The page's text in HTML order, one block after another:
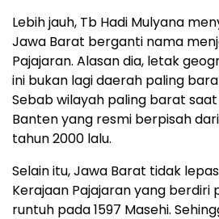
Lebih jauh, Tb Hadi Mulyana
Jawa Barat berganti nama
Pajajaran. Alasan dia, letak
ini bukan lagi daerah paling
Sebab wilayah paling barat
Banten yang resmi berpisah
tahun 2000 lalu.
Selain itu, Jawa Barat tidak
Kerajaan Pajajaran yang berdiri
runtuh pada 1597 Masehi.